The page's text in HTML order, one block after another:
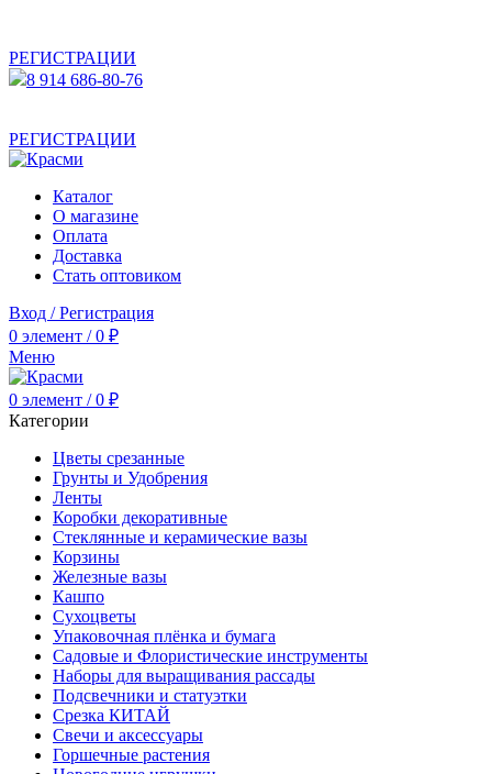
РЕГИСТРАЦИИ
8 914 686-80-76
РЕГИСТРАЦИИ
Каталог
О магазине
Оплата
Доставка
Стать оптовиком
Вход / Регистрация
0 элемент / 0 ₽
Меню
0 элемент / 0 ₽
Категории
Цветы срезанные
Грунты и Удобрения
Ленты
Коробки декоративные
Стеклянные и керамические вазы
Корзины
Железные вазы
Кашпо
Сухоцветы
Упаковочная плёнка и бумага
Садовые и Флористические инструменты
Наборы для выращивания рассады
Подсвечники и статуэтки
Срезка КИТАЙ
Свечи и аксессуары
Горшечные растения